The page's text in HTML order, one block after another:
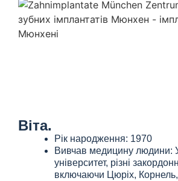
Віта.
Рік народження: 1970
Вивчав медицину людини:
університет, різні
включаючи Цюріх,